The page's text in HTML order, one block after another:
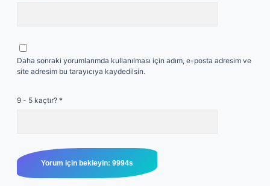
Daha sonraki yorumlarımda kullanılması için adım, e-posta adresim ve
site adresim bu tarayıcıya kaydedilsin.
9 - 5 kaçtır? *